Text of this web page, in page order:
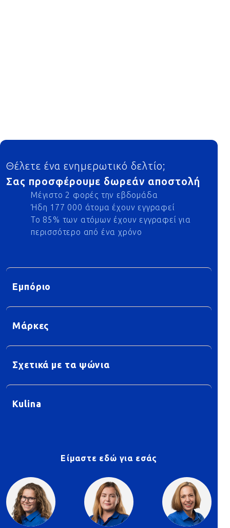
Footer
Θέλετε ένα ενημερωτικό δελτίο;
Σας προσφέρουμε δωρεάν αποστολή
Μέγιστο 2 φορές την εβδομάδα
Ήδη 177 000 άτομα έχουν εγγραφεί
Το 85% των ατόμων έχουν εγγραφεί για
περισσότερο από ένα χρόνο
Εμπόριο
Μάρκες
Σχετικά με τα ψώνια
Kulina
Είμαστε εδώ για εσάς